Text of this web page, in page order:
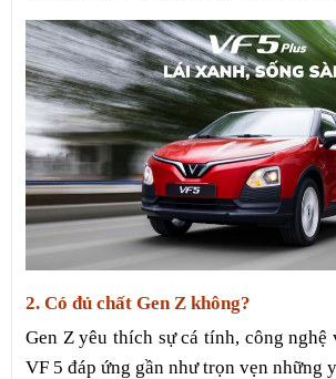
2. Có đủ chất Gen Z không?
Gen Z yêu thích sự cá tính, công nghệ
VF 5 đáp ứng gần như trọn vẹn những